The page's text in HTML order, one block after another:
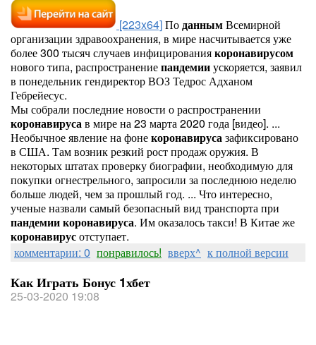
[223x64]ПоданнымВсемирной
организации здравоохранения, в мире насчитывается уже
более 300 тысяч случаев инфицированиякоронавирусом
нового типа, распространениепандемииускоряется, заявил
в понедельник гендиректор ВОЗ Тедрос Адханом
Гебрейесус.
Мы собрали последние новости о распространении
коронавирусав мире на 23 марта 2020 года [видео]. ...
Необычное явление на фонекоронавирусазафиксировано
в США. Там возник резкий рост продаж оружия. В
некоторых штатах проверку биографии, необходимую для
покупки огнестрельного, запросили за последнюю неделю
больше людей, чем за прошлый год. ... Что интересно,
ученые назвали самый безопасный вид транспорта при
пандемиикоронавируса. Им оказалось такси! В Китае же
коронавирусотступает.
комментарии: 0 понравилось! вверх^ к полной версии
Как Играть Бонус 1хбет
25-03-2020 19:08